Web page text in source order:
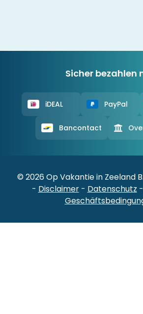
Sicher bezahlen
iDEAL PayPal
Bancontact
© 2026 Op Vakantie in Zeeland
- Disclaimer- Datenschutz -